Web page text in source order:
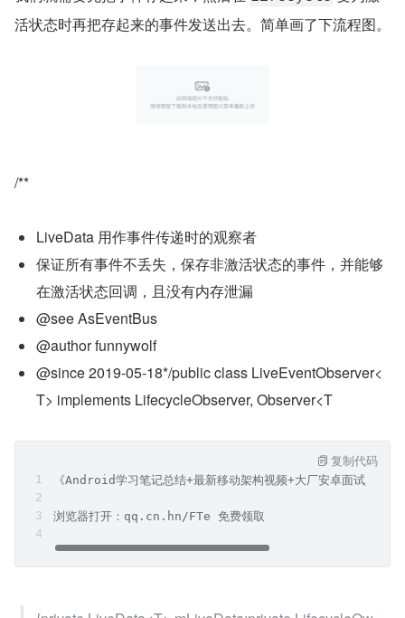
活状态时再把存起来的事件发送出去。简单画了下流程图。
/**
LiveData 用作事件传递时的观察者
保证所有事件不丢失，保存非激活状态的事件，并能够
在激活状态回调，且没有内存泄漏
@see AsEventBus
@author funnywolf
@since 2019-05-18*/public class LiveEventObserver<
T> implements LifecycleObserver, Observer<T
《Android学习笔记总结+最新移动架构视频+大厂安卓面试真题+
浏览器打开：qq.cn.hn/FTe 免费领取
复制代码